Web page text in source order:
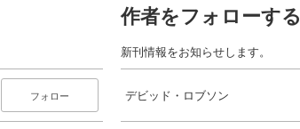
フォロー
作者をフォローする
新刊情報をお知らせします。
デビッド・ロブソン